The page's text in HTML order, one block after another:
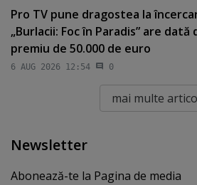
Pro TV pune dragostea la
„Burlacii: Foc în Paradis” are dată
premiu de 50.000 de euro
6 AUG 2026 12:54 0
mai multe
Newsletter
Abonează-te la Pagina de media